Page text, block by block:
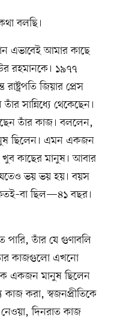
বলছি।
এভাবেই আমার কাছে
রহমানকে। ১৯৭৭
জিয়ার প্রেস
সান্নিধ্যে থেকেছেন।
তাঁর কাজ। বললেন,
ছিলেন। এমন একজন
খুব কাছের মানুষ। আবার
ভয় ভয় হয়। বয়স
ছিল—৪১ বছর।
তাঁর যে গুণাবলি
কাজগুলো এখনো
একজন মানুষ ছিলেন
করা, স্বজনপ্রীতিকে
দিনরাত কাজ